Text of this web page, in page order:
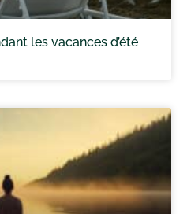
les vacances d’été